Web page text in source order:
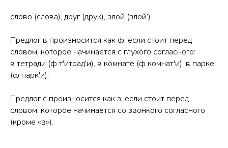
слово (слова), друг (друк), злой (злой’).
Предлог в произносится как ф, если стоит перед
словом, которое начинается с глухого согласного:
в тетради (ф т'итрад'и), в комнате (ф комнат'и), в парке
(ф парк'и).
Предлог с произносится как з, если стоит перед
словом, которое начинается со звонкого согласного
(кроме «в»).